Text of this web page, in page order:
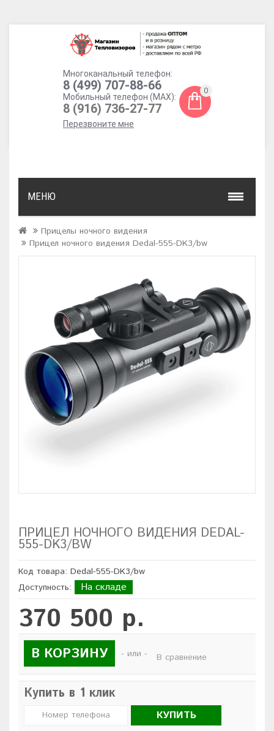
Многоканальный телефон:
8 (499) 707-88-66
Мобильный телефон (MAX):
8 (916) 736-27-77
Перезвоните мне
0
МЕНЮ
Прицелы ночного видения
Прицел ночного видения Dedal-555-DK3/bw
ПРИЦЕЛ НОЧНОГО ВИДЕНИЯ DEDAL-
555-DK3/BW
Код товара: Dedal-555-DK3/bw
Доступность:
На складе
370 500 р.
В КОРЗИНУ - или - В сравнение
Купить в 1 клик
КУПИТЬ